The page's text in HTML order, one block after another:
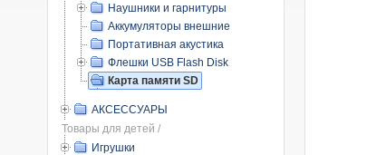
Наушники и гарнитуры
Аккумуляторы внешние
Портативная акустика
Флешки USB Flash Disk
Карта памяти SD
АКСЕССУАРЫ
Товары для детей /
Игрушки